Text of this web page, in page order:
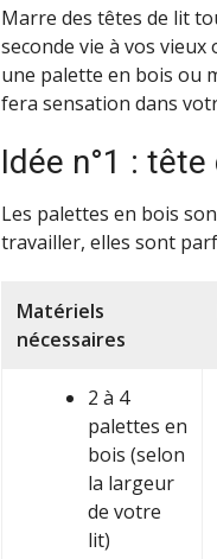
Marre des têtes de lit
seconde vie à vos
une palette en bois ou
fera sensation dans
Idée n°1 :
Les palettes en bois
travailler, elles sont
Matériels
nécessaires
2 à 4
palettes en
bois (selon
la largeur
de votre
lit)